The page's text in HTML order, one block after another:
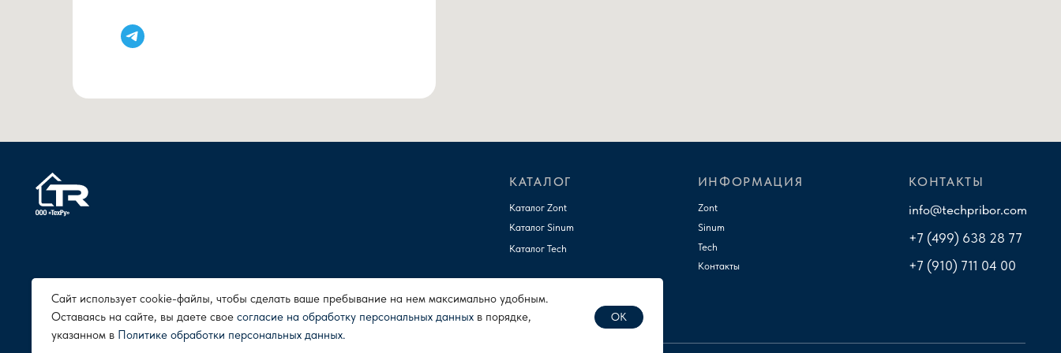
Сайт использует cookie-файлы, чтобы сделать ваше пребывание на нем максимально удобным.
Оставаясь на сайте, вы даете свое согласие на обработку персональных данных в порядке,
указанном в Политике обработки персональных данных.
ОК